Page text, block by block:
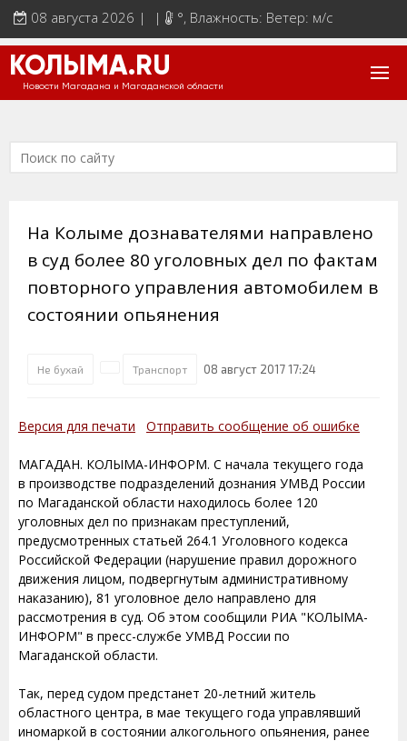
08 августа 2026 | | °, Влажность: Ветер: м/с
КОЛЫМА.RU
Новости Магадана и Магаданской области
На Колыме дознавателями направлено
в суд более 80 уголовных дел по фактам
повторного управления автомобилем в
состоянии опьянения
Не бухай Транспорт 08 август 2017 17:24
Версия для печати Отправить сообщение об ошибке
МАГАДАН. КОЛЫМА-ИНФОРМ. C начала текущего года
в производстве подразделений дознания УМВД России
по Магаданской области находилось более 120
уголовных дел по признакам преступлений,
предусмотренных статьей 264.1 Уголовного кодекса
Российской Федерации (нарушение правил дорожного
движения лицом, подвергнутым административному
наказанию), 81 уголовное дело направлено для
рассмотрения в суд. Об этом сообщили РИА "КОЛЫМА-
ИНФОРМ" в пресс-службе УМВД России по
Магаданской области.
Так, перед судом предстанет 20-летний житель
областного центра, в мае текущего года управлявший
иномаркой в состоянии алкогольного опьянения, ранее